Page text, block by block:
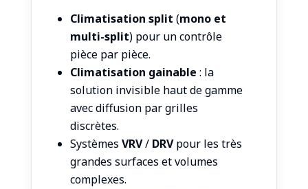
Climatisation split (mono et
multi-split) pour un contrôle
pièce par pièce.
Climatisation gainable : la
solution invisible haut de gamme
avec diffusion par grilles
discrètes.
Systèmes VRV/ DRVpour les très
grandes surfaces et volumes
complexes.